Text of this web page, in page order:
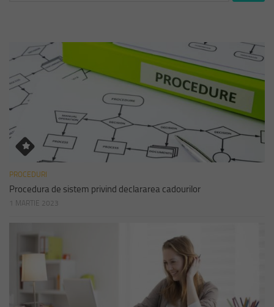
PROCEDURI
Procedura de sistem privind declararea cadourilor
1 MARTIE 2023